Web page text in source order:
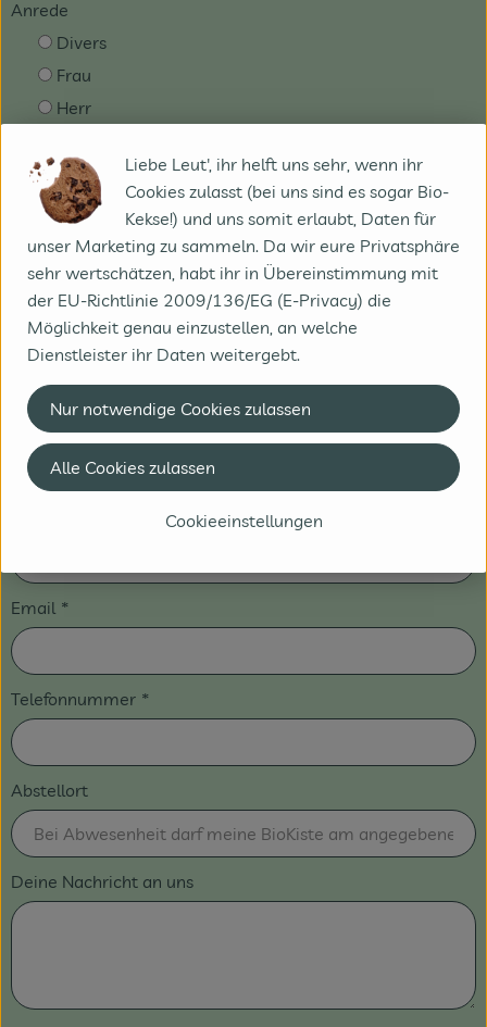
Anrede
Divers
Frau
Herr
Vorname
Nachname *
Straße + Hausnummer *
Ort *
Email *
Telefonnummer *
Abstellort
Deine Nachricht an uns
Liebe Leut', ihr helft uns sehr, wenn ihr
Cookies zulasst (bei uns sind es sogar Bio-
Kekse!) und uns somit erlaubt, Daten für
unser Marketing zu sammeln. Da wir eure Privatsphäre
sehr wertschätzen, habt ihr in Übereinstimmung mit
der EU-Richtlinie 2009/136/EG (E-Privacy) die
Möglichkeit genau einzustellen, an welche
Dienstleister ihr Daten weitergebt.
Cookieeinstellungen
Nur notwendige Cookies zulassen
Alle Cookies zulassen